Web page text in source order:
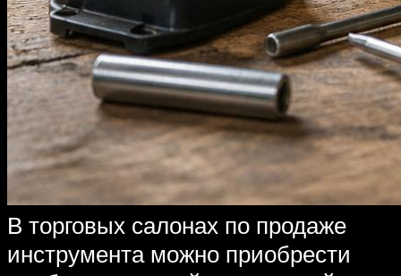
В торговых салонах по продаже
инструмента можно приобрести